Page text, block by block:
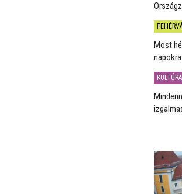
Most
KULTÚRA